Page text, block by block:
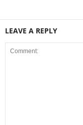
LEAVE A REPLY